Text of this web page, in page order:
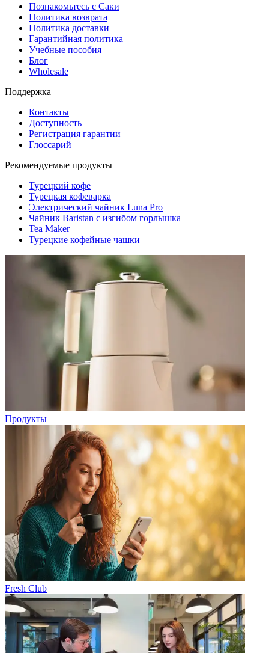
Познакомьтесь с Саки
Политика возврата
Политика доставки
Гарантийная политика
Учебные пособия
Блог
Wholesale
Поддержка
Контакты
Доступность
Регистрация гарантии
Глоссарий
Рекомендуемые продукты
Турецкий кофе
Турецкая кофеварка
Электрический чайник Luna Pro
Чайник Baristan с изгибом горлышка
Tea Maker
Турецкие кофейные чашки
Продукты
Fresh Club